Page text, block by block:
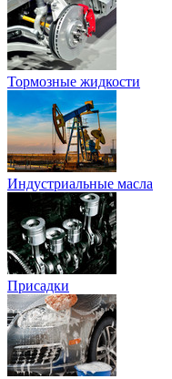
Тормозные жидкости
Индустриальные масла
Присадки